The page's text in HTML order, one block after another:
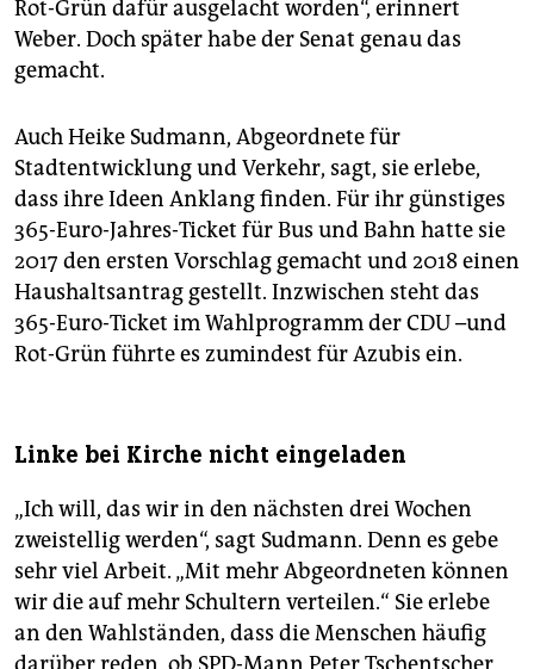
Rot-Grün dafür ausgelacht worden“, erinnert
Weber. Doch später habe der Senat genau das
gemacht.
Auch Heike Sudmann, Abgeordnete für
Stadtentwicklung und Verkehr, sagt, sie erlebe,
dass ihre Ideen Anklang finden. Für ihr günstiges
365-Euro-Jahres-Ticket für Bus und Bahn hatte sie
2017 den ersten Vorschlag gemacht und 2018 einen
Haushaltsantrag gestellt. Inzwischen steht das
365-Euro-Ticket im Wahlprogramm der CDU –und
Rot-Grün führte es zumindest für Azubis ein.
Linke bei Kirche nicht eingeladen
„Ich will, das wir in den nächsten drei Wochen
zweistellig werden“, sagt Sudmann. Denn es gebe
sehr viel Arbeit. „Mit mehr Abgeordneten können
wir die auf mehr Schultern verteilen.“ Sie erlebe
an den Wahlständen, dass die Menschen häufig